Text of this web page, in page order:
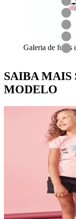
Galeria de fotos
SAIBA MAIS
MODELO